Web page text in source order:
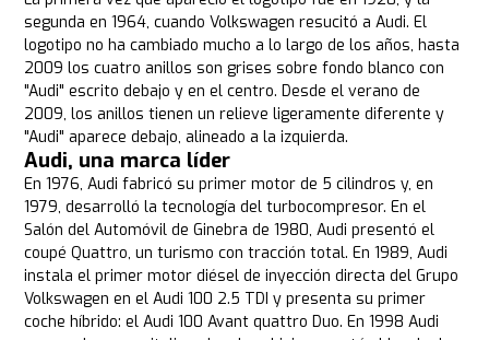
segunda en 1964, cuando Volkswagen resucitó a Audi. El
logotipo no ha cambiado mucho a lo largo de los años, hasta
2009 los cuatro anillos son grises sobre fondo blanco con
"Audi" escrito debajo y en el centro. Desde el verano de
2009, los anillos tienen un relieve ligeramente diferente y
"Audi" aparece debajo, alineado a la izquierda.
Audi, una marca líder
En 1976, Audi fabricó su primer motor de 5 cilindros y, en
1979, desarrolló la tecnología del turbocompresor. En el
Salón del Automóvil de Ginebra de 1980, Audi presentó el
coupé Quattro, un turismo con tracción total. En 1989, Audi
instala el primer motor diésel de inyección directa del Grupo
Volkswagen en el Audi 100 2.5 TDI y presenta su primer
coche híbrido: el Audi 100 Avant quattro Duo. En 1998 Audi